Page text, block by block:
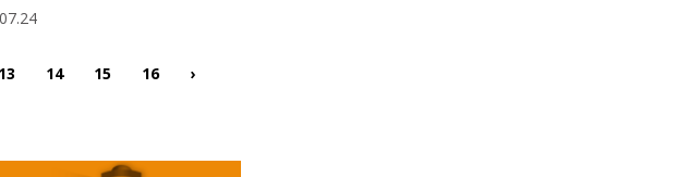
13 14 15 16 ›